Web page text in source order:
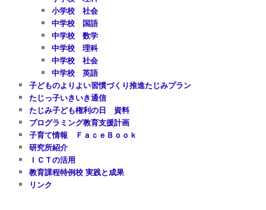
小学校 社会
中学校 国語
中学校 数学
中学校 理科
中学校 社会
中学校 英語
子どものよりよい習慣づくり推進たじみプラン
たじっ子いきいき通信
たじみ子ども権利の日 資料
プログラミング教育支援計画
子育て情報 ＦａｃｅＢｏｏｋ
研究所紹介
ＩＣＴの活用
教育課程特例校 実践と成果
リンク